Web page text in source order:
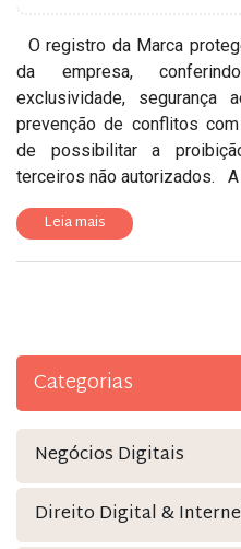
O registro da Marca
da empresa,
exclusividade, segurança
prevenção de conflitos
de possibilitar a
terceiros não autorizados.
Leia mais
Categorias
Negócios Digitais
Direito Digital &